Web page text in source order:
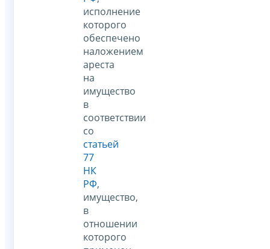
исполнение
которого
обеспечено
наложением
ареста
на
имущество
в
соответствии
со
статьей
77
НК
РФ,
имущество,
в
отношении
которого